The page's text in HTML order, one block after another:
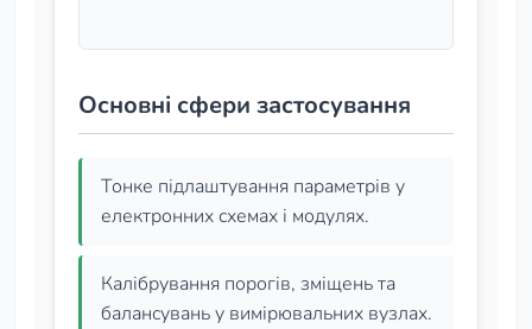
Основні сфери застосування
Тонке підлаштування параметрів у
електронних схемах і модулях.
Калібрування порогів, зміщень та
балансувань у вимірювальних вузлах.